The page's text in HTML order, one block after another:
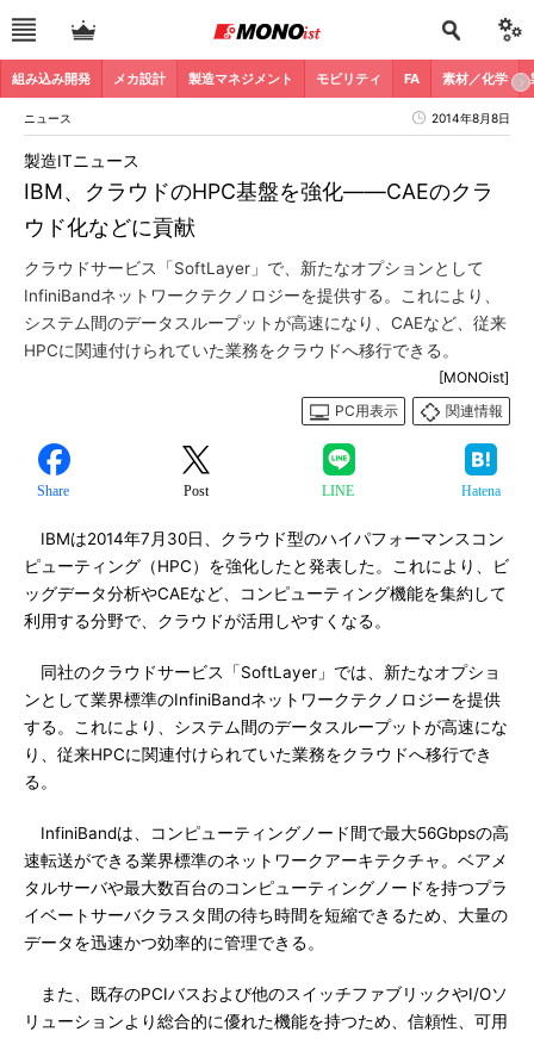
組み込み開発 メカ設計 製造マネジメント モビリティ FA 素材／化学
ニュース 2014年8月8日
IBM、クラウドのHPC基盤を強化――CAEのクラ
ウド化などに貢献
製造ITニュース
クラウドサービス「SoftLayer」で、新たなオプションとして
InfiniBandネットワークテクノロジーを提供する。これにより、
システム間のデータスループットが高速になり、CAEなど、従来
HPCに関連付けられていた業務をクラウドへ移行できる。
[MONOist]
PC用表示
関連情報
Share Post LINE Hatena
IBMは2014年7月30日、クラウド型のハイパフォーマンスコン
ピューティング（HPC）を強化したと発表した。これにより、ビ
ッグデータ分析やCAEなど、コンピューティング機能を集約して
利用する分野で、クラウドが活用しやすくなる。
同社のクラウドサービス「SoftLayer」では、新たなオプショ
ンとして業界標準のInfiniBandネットワークテクノロジーを提供
する。これにより、システム間のデータスループットが高速にな
り、従来HPCに関連付けられていた業務をクラウドへ移行でき
る。
InfiniBandは、コンピューティングノード間で最大56Gbpsの高
速転送ができる業界標準のネットワークアーキテクチャ。ベアメ
タルサーバや最大数百台のコンピューティングノードを持つプラ
イベートサーバクラスタ間の待ち時間を短縮できるため、大量の
データを迅速かつ効率的に管理できる。
また、既存のPCIバスおよび他のスイッチファブリックやI/Oソ
リューションより総合的に優れた機能を持つため、信頼性、可用